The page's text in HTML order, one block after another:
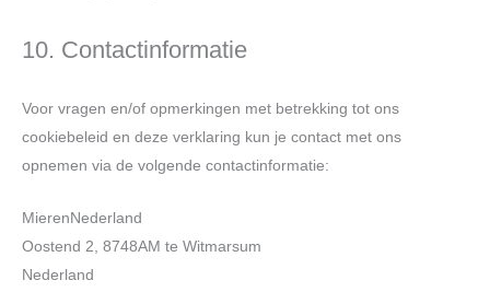
10. Contactinformatie
Voor vragen en/of opmerkingen met betrekking tot ons
cookiebeleid en deze verklaring kun je contact met ons
opnemen via de volgende contactinformatie:
MierenNederland
Oostend 2, 8748AM te Witmarsum
Nederland